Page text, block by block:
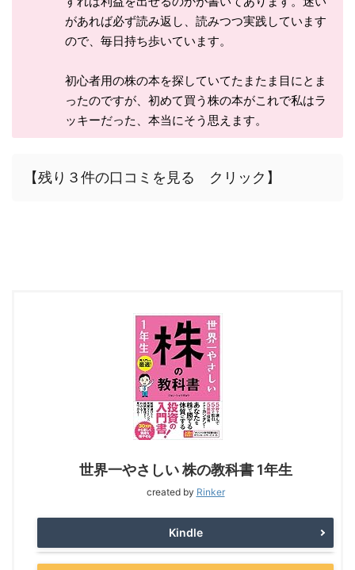
があれば必ず読み返し、読みつつ実践しています
ので、毎日持ち歩いています。
初心者用の株の本を探していてたまたま目にとま
ったのですが、初めて買う株の本がこれで私はラ
ッキーだった、本当にそう思えます。
【残り３件の口コミを見る クリック】
世界一やさしい 株の教科書 1年生
created by Rinker
Kindle